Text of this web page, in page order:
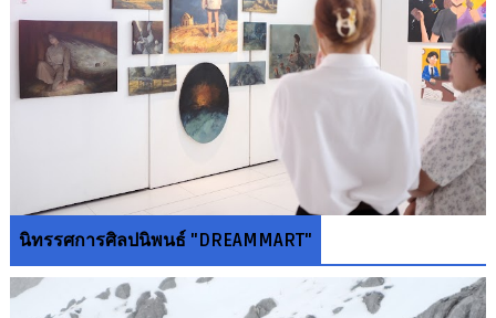
นิทรรศการศิลปนิพนธ์ "DREAMMART"